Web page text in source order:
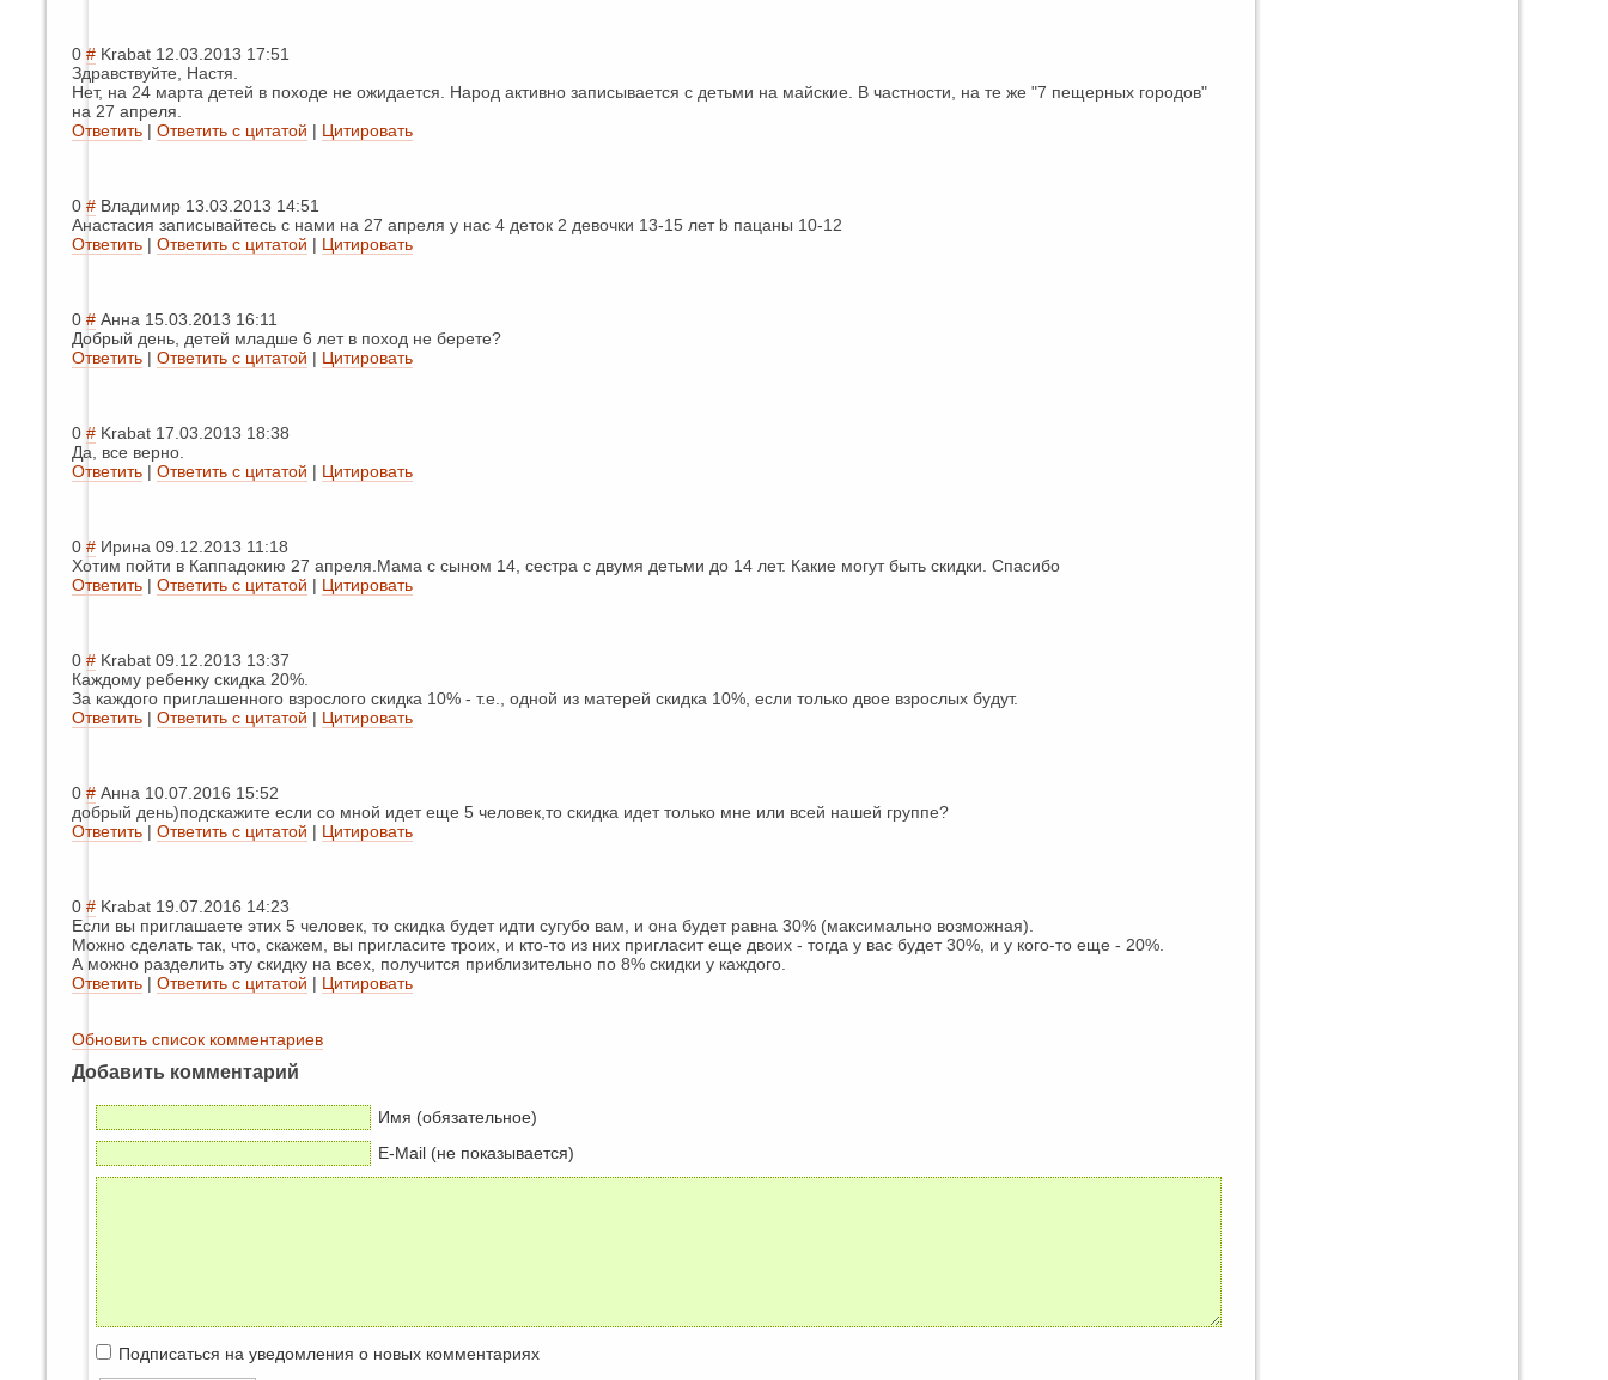
0 # Krabat 12.03.2013 17:51
Здравствуйте, Настя.
Нет, на 24 марта детей в походе не ожидается. Народ активно записывается с детьми на майские. В частности, на те же "7 пещерных городов"
на 27 апреля.
Ответить | Ответить с цитатой | Цитировать
0 # Владимир 13.03.2013 14:51
Анастасия записывайтесь с нами на 27 апреля у нас 4 деток 2 девочки 13-15 лет b пацаны 10-12
Ответить | Ответить с цитатой | Цитировать
0 # Анна 15.03.2013 16:11
Добрый день, детей младше 6 лет в поход не берете?
Ответить | Ответить с цитатой | Цитировать
0 # Krabat 17.03.2013 18:38
Да, все верно.
Ответить | Ответить с цитатой | Цитировать
0 # Ирина 09.12.2013 11:18
Хотим пойти в Каппадокию 27 апреля.Мама с сыном 14, сестра с двумя детьми до 14 лет. Какие могут быть скидки. Спасибо
Ответить | Ответить с цитатой | Цитировать
0 # Krabat 09.12.2013 13:37
Каждому ребенку скидка 20%.
За каждого приглашенного взрослого скидка 10% - т.е., одной из матерей скидка 10%, если только двое взрослых будут.
Ответить | Ответить с цитатой | Цитировать
0 # Анна 10.07.2016 15:52
добрый день)подскажите если со мной идет еще 5 человек,то скидка идет только мне или всей нашей группе?
Ответить | Ответить с цитатой | Цитировать
0 # Krabat 19.07.2016 14:23
Если вы приглашаете этих 5 человек, то скидка будет идти сугубо вам, и она будет равна 30% (максимально возможная).
Можно сделать так, что, скажем, вы пригласите троих, и кто-то из них пригласит еще двоих - тогда у вас будет 30%, и у кого-то еще - 20%.
А можно разделить эту скидку на всех, получится приблизительно по 8% скидки у каждого.
Ответить | Ответить с цитатой | Цитировать
Обновить список комментариев
Добавить комментарий
Имя (обязательное)
E-Mail (не показывается)
Подписаться на уведомления о новых комментариях